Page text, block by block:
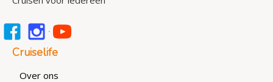
Cruiselife
Over ons